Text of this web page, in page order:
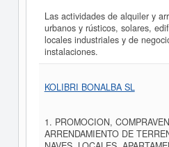
Las actividades de alquiler y
urbanos y rústicos, solares,
locales industriales y de
instalaciones.
KOLIBRI BONALBA SL
1. PROMOCION,
ARRENDAMIENTO DE